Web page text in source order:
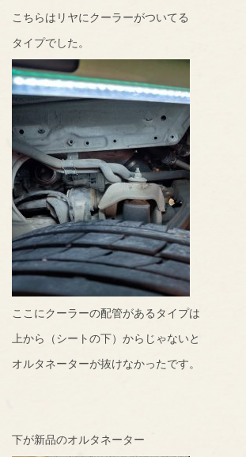
こちらはリヤにクーラーがついてる
タイプでした。
ここにクーラーの配管があるタイプは
上から（シートの下）からじゃないと
オルタネーターが抜けなかったです。
下が新品のオルタネーター